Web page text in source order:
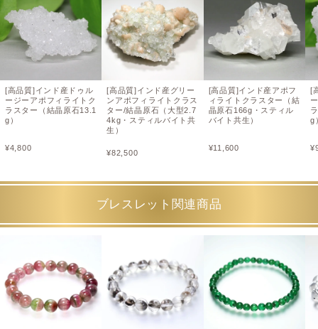
[高品質]インド産ドゥル
ージーアポフィライトク
ラスター（結晶原石13.1
g）
¥4,800
[高品質]インド産グリー
ンアポフィライトクラス
ター/結晶原石（大型2.7
4kg・スティルバイト共
生）
¥82,500
[高品質]インド産アポフ
ィライトクラスター（結
晶原石166g・スティル
バイト共生）
¥11,600
[
g
¥
ブレスレット関連商品